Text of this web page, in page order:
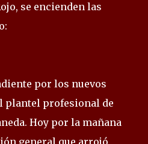
se encienden las
por los nuevos
plantel profesional de
Hoy por la mañana
general que arrojó